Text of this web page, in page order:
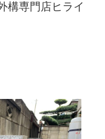
構専門店ヒライ